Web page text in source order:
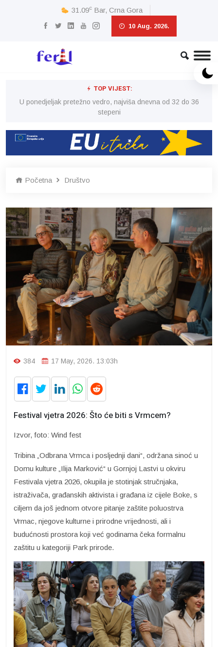
31.09c Bar, Crna Gora
10 Aug. 2026.
TOP VIJEST:
U ponedjeljak pretežno vedro, najviša dnevna od 32 do 36
stepeni
Početna Društvo
384 17 May, 2026. 13:03h
Festival vjetra 2026: Što će biti s Vrmcem?
Izvor, foto: Wind fest
Tribina „Odbrana Vrmca i posljednji dani“, održana sinoć u
Domu kulture „Ilija Marković“ u Gornjoj Lastvi u okviru
Festivala vjetra 2026, okupila je stotinjak stručnjaka,
istraživača, građanskih aktivista i građana iz cijele Boke, s
ciljem da još jednom otvore pitanje zaštite poluostrva
Vrmac, njegove kulturne i prirodne vrijednosti, ali i
budućnosti prostora koji već godinama čeka formalnu
zaštitu u kategoriji Park prirode.